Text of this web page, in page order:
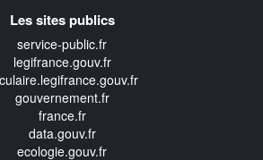
Les sites publics
service-public.fr
legifrance.gouv.fr
gouvernement.fr
france.fr
data.gouv.fr
ecologie.gouv.fr